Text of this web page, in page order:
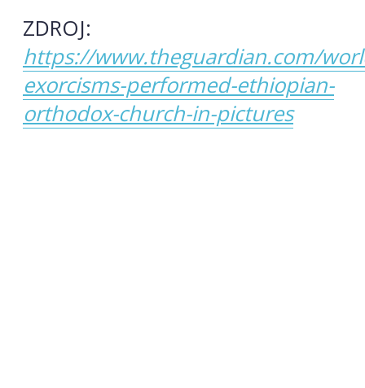
ZDROJ:
https://www.theguardian.com/
exorcisms-performed-ethiopian-
orthodox-church-in-pictures